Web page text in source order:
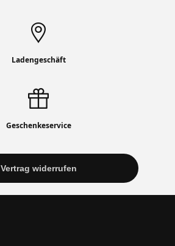
Ladengeschäft
Geschenkeservice
Vertrag widerrufen